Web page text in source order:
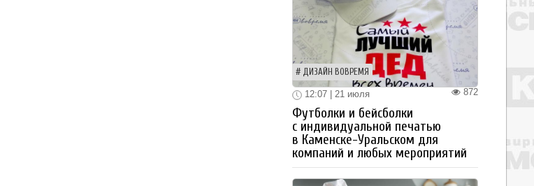
ДИЗАЙН ВОВРЕМЯ
872
12:07 | 21 июля
Футболки и бейсболки
с индивидуальной печатью
в Каменске-Уральском для
компаний и любых мероприятий